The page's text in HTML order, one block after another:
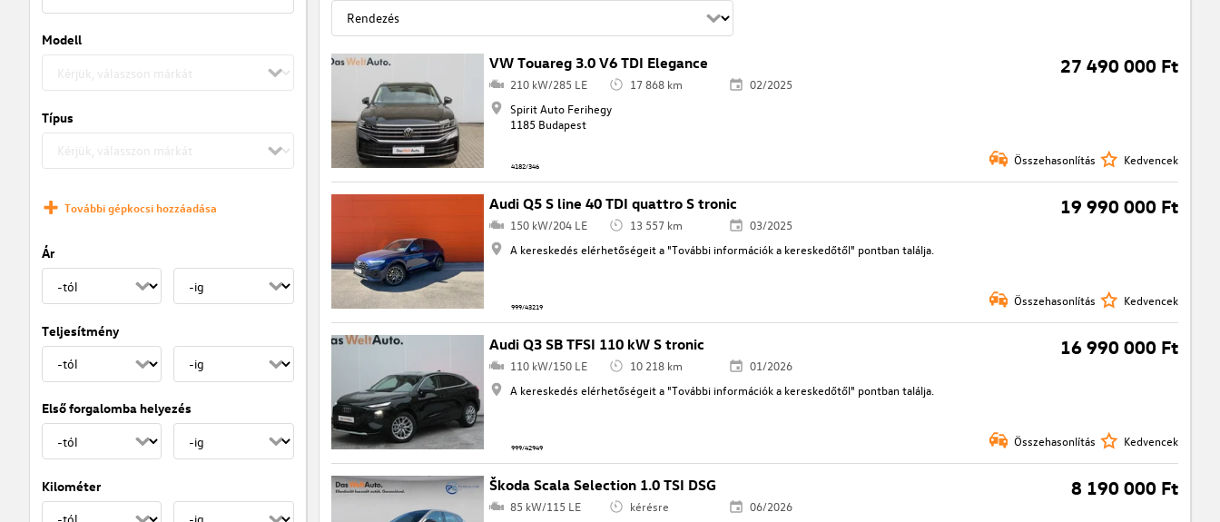
Modell
Típus
További gépkocsi hozzáadása
Ár
Teljesítmény
Első forgalomba helyezés
Kilométer
VW Touareg 3.0 V6 TDI Elegance 27 490 000 Ft
210 kW/285 LE 17 868 km
02/2025
Spirit Auto Ferihegy
1185 Budapest
4182/346 Összehasonlítás Kedvencek
Audi Q5 S line 40 TDI quattro S tronic 19 990 000 Ft
150 kW/204 LE 13 557 km
03/2025
A kereskedés elérhetőségeit a "További információk a kereskedőtől" pontban találja.
999/43219 Összehasonlítás Kedvencek
Audi Q3 SB TFSI 110 kW S tronic 16 990 000 Ft
110 kW/150 LE 10 218 km
01/2026
A kereskedés elérhetőségeit a "További információk a kereskedőtől" pontban találja.
999/42949 Összehasonlítás Kedvencek
Škoda Scala Selection 1.0 TSI DSG 8 190 000 Ft
85 kW/115 LE kérésre
06/2026